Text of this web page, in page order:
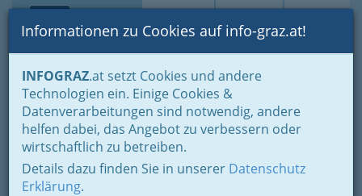
Suche Login Toggle
Informationen zu Cookies auf info-graz.at!
INFOGRAZ.at setzt Cookies und andere
Technologien ein. Einige Cookies &
Datenverarbeitungen sind notwendig, andere
helfen dabei, das Angebot zu verbessern oder
wirtschaftlich zu betreiben.
Details dazu finden Sie in unserer Datenschutz
Erklärung.
Home Branchen Kultur Kulturelle Zentren
Mariatrost - Basilika
Kirchplatz 8, 8044 Graz
+43 316 391 145